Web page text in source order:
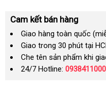
Cam kết bán hàng
Giao hàng toàn quốc
Giao trong 30 phút tại
Che tên sản phẩm khi
24/7 Hotline: 0938411000